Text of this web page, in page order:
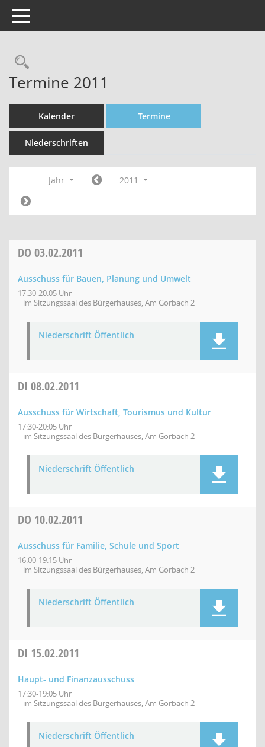
Toggle navigation
Rechercheauswahl
Termine 2011
Kalender Termine
Niederschriften
Jahr 2011
DO 03.02.2011
Ausschuss für Bauen, Planung und Umwelt
17:30-20:05 Uhr
im Sitzungssaal des Bürgerhauses, Am Gorbach 2
Niederschrift Öffentlich
DI 08.02.2011
Ausschuss für Wirtschaft, Tourismus und Kultur
17:30-20:05 Uhr
im Sitzungssaal des Bürgerhauses, Am Gorbach 2
Niederschrift Öffentlich
DO 10.02.2011
Ausschuss für Familie, Schule und Sport
16:00-19:15 Uhr
im Sitzungssaal des Bürgerhauses, Am Gorbach 2
Niederschrift Öffentlich
DI 15.02.2011
Haupt- und Finanzausschuss
17:30-19:05 Uhr
im Sitzungssaal des Bürgerhauses, Am Gorbach 2
Niederschrift Öffentlich